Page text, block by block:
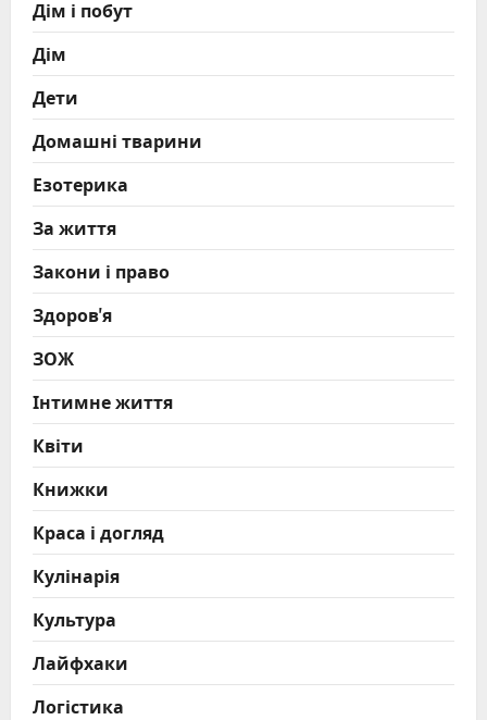
Дім і побут
Дім
Дети
Домашні тварини
Езотерика
За життя
Закони і право
Здоров'я
ЗОЖ
Інтимне життя
Квіти
Книжки
Краса і догляд
Кулінарія
Культура
Лайфхаки
Логістика